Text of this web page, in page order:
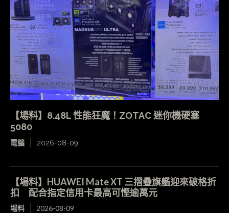
【場料】8.48L 性能狂魔！ZOTAC 迷你機硬塞
5080
電腦 2026-08-09
【場料】HUAWEI Mate XT 三摺疊旗艦迎來破格折
扣 配合指定信用卡最高可慳逾萬元
場料 2026-08-09